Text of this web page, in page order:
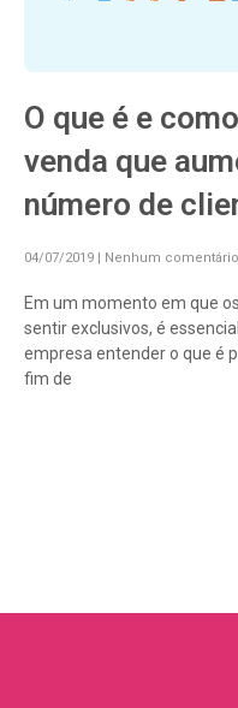
O que é e
venda que
número de
04/07/2019 Nenhum comentário
Em um momento em que
sentir exclusivos, é
empresa entender o que é
fim de